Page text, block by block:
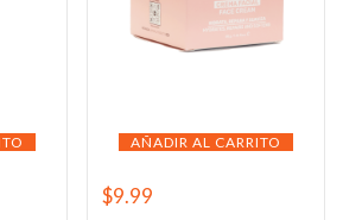
AÑADIR AL CARRITO
$9.99
AN ACCOUNT